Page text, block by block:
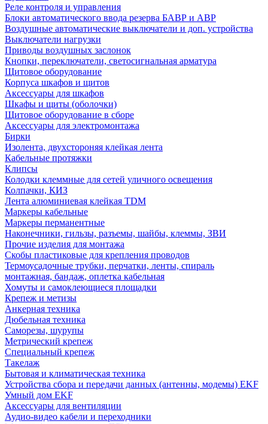
Реле контроля и управления
Блоки автоматического ввода резерва БАВР и АВР
Воздушные автоматические выключатели и доп. устройства
Выключатели нагрузки
Приводы воздушных заслонок
Кнопки, переключатели, светосигнальная арматура
Щитовое оборудование
Корпуса шкафов и щитов
Аксессуары для шкафов
Шкафы и щиты (оболочки)
Щитовое оборудование в сборе
Аксессуары для электромонтажа
Бирки
Изолента, двухстороняя клейкая лента
Кабельные протяжки
Клипсы
Колодки клеммные для сетей уличного освещения
Колпачки, КИЗ
Лента алюминиевая клейкая TDM
Маркеры кабельные
Маркеры перманентные
Наконечники, гильзы, разъемы, шайбы, клеммы, ЗВИ
Прочие изделия для монтажа
Скобы пластиковые для крепления проводов
Термоусадочные трубки, перчатки, ленты, спираль
монтажная, бандаж, оплетка кабельная
Хомуты и самоклеющиеся площадки
Крепеж и метизы
Анкерная техника
Дюбельная техника
Саморезы, шурупы
Метрический крепеж
Специальный крепеж
Такелаж
Бытовая и климатическая техника
Устройства сбора и передачи данных (антенны, модемы) EKF
Умный дом EKF
Аксессуары для вентиляции
Аудио-видео кабели и переходники